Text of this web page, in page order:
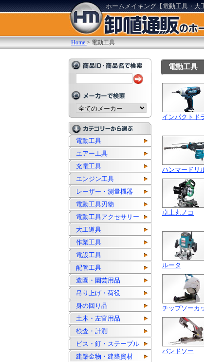
ホームメイキング【電動工具・大
Home >電動工具
電動工具
エアー工具
充電工具
エンジン工具
レーザー・測量機器
電動工具刃物
電動工具アクセサリー
大工道具
作業工具
電設工具
配管工具
造園・園芸用品
吊り上げ・荷役
身の回り品
土木・左官用品
検査・計測
ビス・釘・ステープル
建築金物・建築資材
電動工具
インパクトド
ハンマードリ
卓上丸ノコ
ルータ
チップソーカ
バンドソー